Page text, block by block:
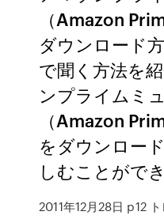
（Amazon
ダウンロード
で聞く方法を
ンプライムミ
（Amazon
をダウンロー
しむことができ
2011年12月28日 p12